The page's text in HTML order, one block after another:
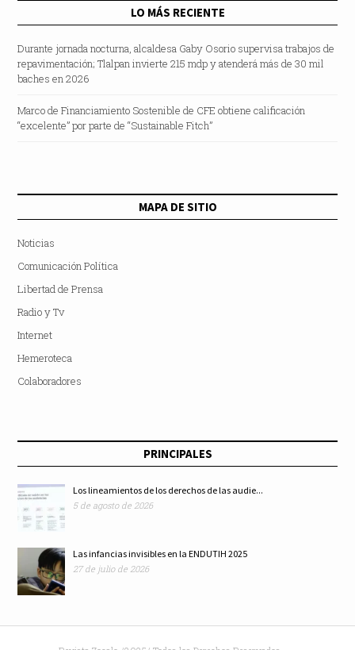
LO MÁS RECIENTE
Durante jornada nocturna, alcaldesa Gaby Osorio supervisa trabajos de
repavimentación; Tlalpan invierte 215 mdp y atenderá más de 30 mil
baches en 2026
Marco de Financiamiento Sostenible de CFE obtiene calificación
“excelente” por parte de “Sustainable Fitch”
MAPA DE SITIO
Noticias
Comunicación Política
Libertad de Prensa
Radio y Tv
Internet
Hemeroteca
Colaboradores
PRINCIPALES
Los lineamientos de los derechos de las audie...
5 de agosto de 2026
Las infancias invisibles en la ENDUTIH 2025
27 de julio de 2026